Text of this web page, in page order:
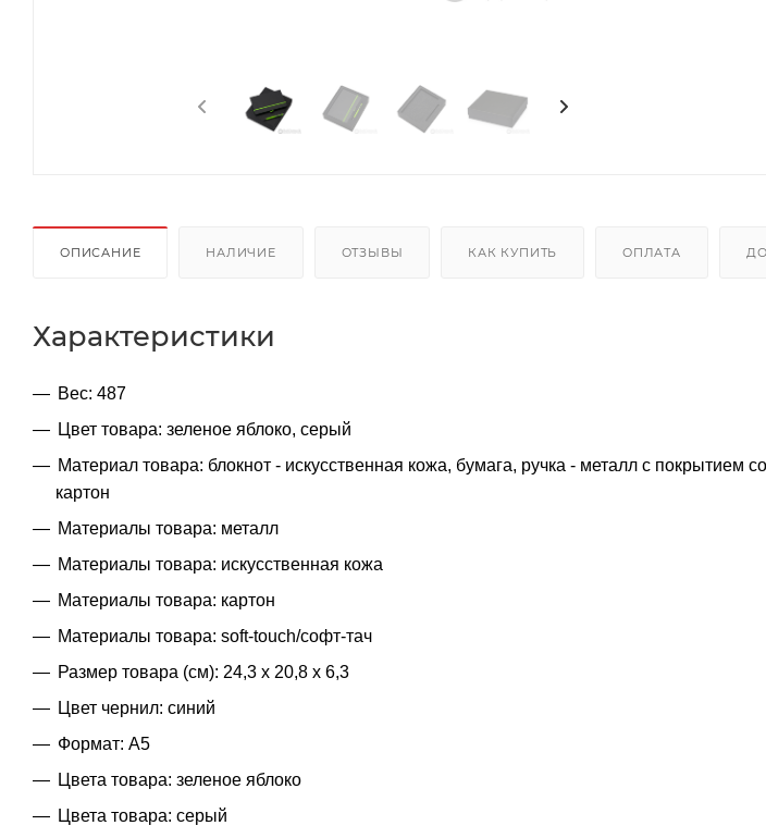
ОПИСАНИЕ НАЛИЧИЕ ОТЗЫВЫ КАК КУПИТЬ ОПЛАТА
Характеристики
Вес: 487
Цвет товара: зеленое яблоко, серый
Материал товара: блокнот - искусственная кожа, бумага, ручка - металл с покрытием
картон
Материалы товара: металл
Материалы товара: искусственная кожа
Материалы товара: картон
Материалы товара: soft-touch/софт-тач
Размер товара (см): 24,3 х 20,8 х 6,3
Цвет чернил: синий
Формат: A5
Цвета товара: зеленое яблоко
Цвета товара: серый